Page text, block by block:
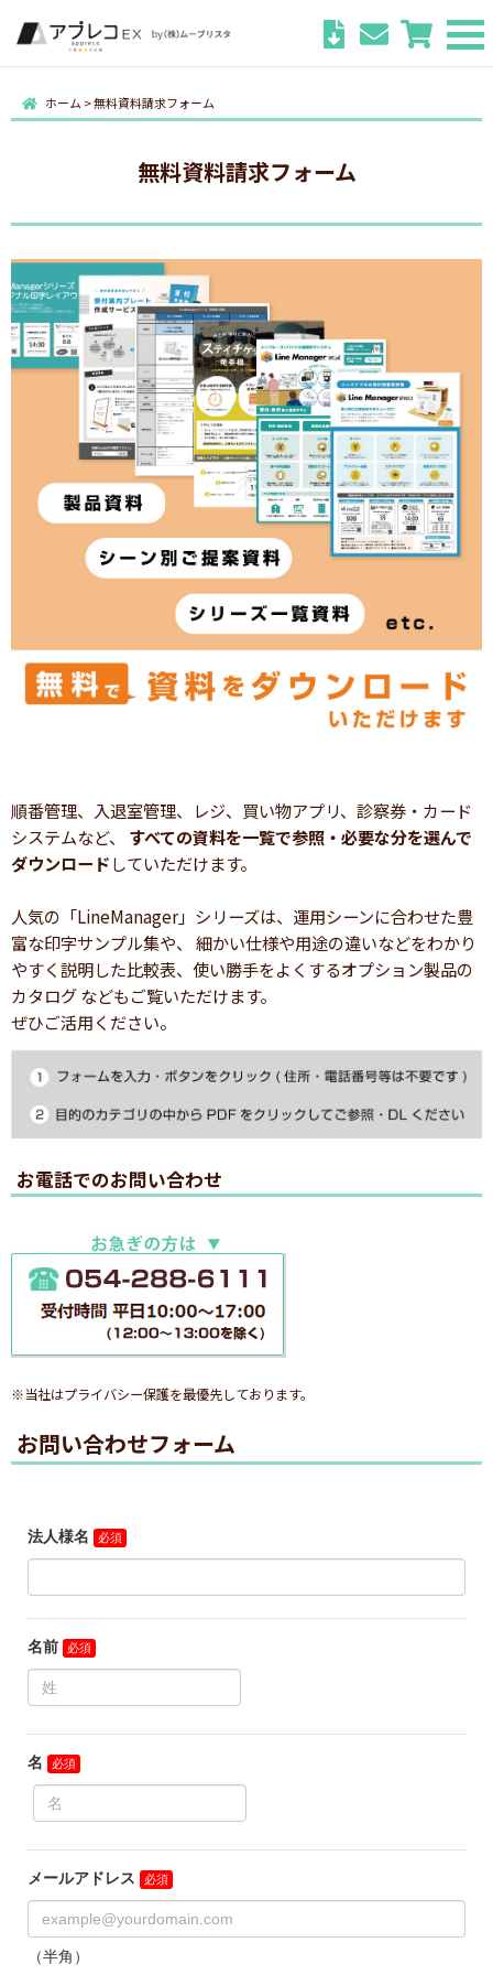
ホーム >無料資料請求フォーム
無料資料請求フォーム
順番管理、入退室管理、レジ、買い物アプリ、診察券・カード
システムなど、 すべての資料を一覧で参照・必要な分を選んで
ダウンロードしていただけます。
人気の「LineManager」シリーズは、運用シーンに合わせた豊
富な印字サンプル集や、 細かい仕様や用途の違いなどをわかり
やすく説明した比較表、使い勝手をよくするオプション製品の
カタログ などもご覧いただけます。
ぜひご活用ください。
お電話でのお問い合わせ
※当社はプライバシー保護を最優先しております。
お問い合わせフォーム